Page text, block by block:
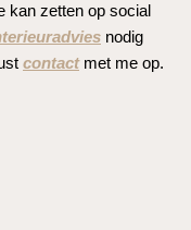
kan zetten op social
nodig
contactmet me op.